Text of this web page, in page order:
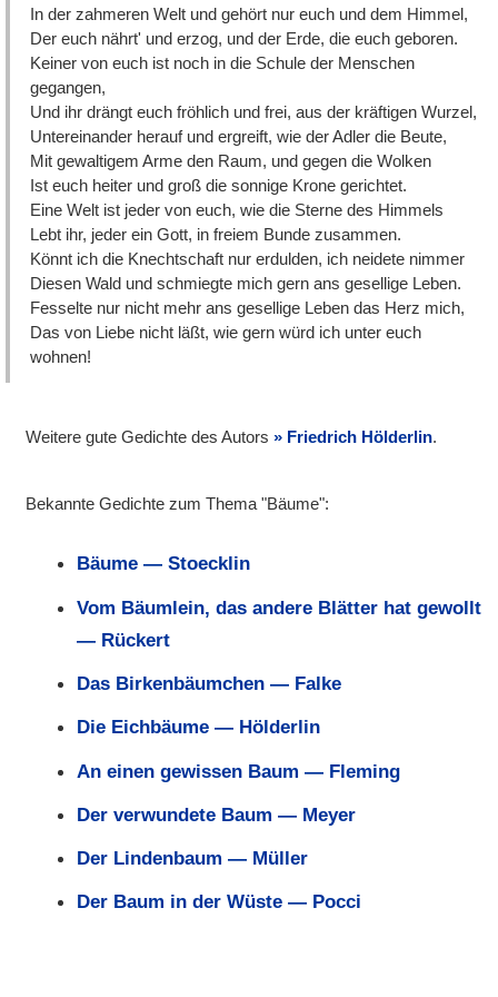
In der zahmeren Welt und gehört nur euch und dem Himmel,
Der euch nährt' und erzog, und der Erde, die euch geboren.
Keiner von euch ist noch in die Schule der Menschen
gegangen,
Und ihr drängt euch fröhlich und frei, aus der kräftigen Wurzel,
Untereinander herauf und ergreift, wie der Adler die Beute,
Mit gewaltigem Arme den Raum, und gegen die Wolken
Ist euch heiter und groß die sonnige Krone gerichtet.
Eine Welt ist jeder von euch, wie die Sterne des Himmels
Lebt ihr, jeder ein Gott, in freiem Bunde zusammen.
Könnt ich die Knechtschaft nur erdulden, ich neidete nimmer
Diesen Wald und schmiegte mich gern ans gesellige Leben.
Fesselte nur nicht mehr ans gesellige Leben das Herz mich,
Das von Liebe nicht läßt, wie gern würd ich unter euch
wohnen!
Weitere gute Gedichte des Autors Friedrich Hölderlin.
Bekannte Gedichte zum Thema "Bäume":
Bäume — Stoecklin
Vom Bäumlein, das andere Blätter hat gewollt
— Rückert
Das Birkenbäumchen — Falke
Die Eichbäume — Hölderlin
An einen gewissen Baum — Fleming
Der verwundete Baum — Meyer
Der Lindenbaum — Müller
Der Baum in der Wüste — Pocci